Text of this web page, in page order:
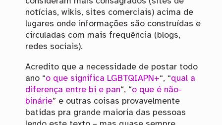
notícias, wikis, sites comerciais) acima de
lugares onde informações são construídas e
circuladas com mais frequência (blogs,
redes sociais).
Acredito que a necessidade de postar todo
ano “o que significa LGBTQIAPN+“, “qual a
diferença entre bi e pan“, “o que é não-
binárie” e outras coisas provavelmente
batidas pra grande maioria das pessoas